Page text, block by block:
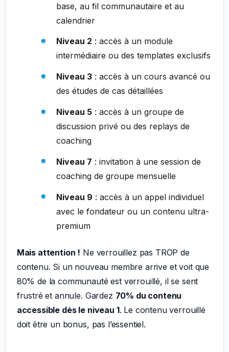
base, au fil communautaire et au
calendrier
Niveau 2 : accès à un module
intermédiaire ou des templates exclusifs
Niveau 3: accès à un cours avancé ou
des études de cas détaillées
Niveau 5: accès à un groupe de
discussion privé ou des replays de
coaching
Niveau 7 : invitation à une session de
coaching de groupe mensuelle
Niveau 9 : accès à un appel individuel
avec le fondateur ou un contenu ultra-
premium
Mais attention ! Ne verrouillez pas TROP de
contenu. Si un nouveau membre arrive et voit que
80% de la communauté est verrouillé, il se sent
frustré et annule. Gardez 70% du contenu
accessible dès le niveau 1. Le contenu verrouillé
doit être un bonus, pas l’essentiel.